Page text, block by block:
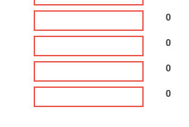
0
0
0
0